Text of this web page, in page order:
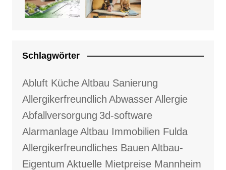
Schlagwörter
Abluft KücheAltbau Sanierung
Allergikerfreundlich AbwasserAllergie
Abfallversorgung 3d-software
AlarmanlageAltbau Immobilien Fulda
Allergikerfreundliches Bauen Altbau-
Eigentum Aktuelle Mietpreise Mannheim